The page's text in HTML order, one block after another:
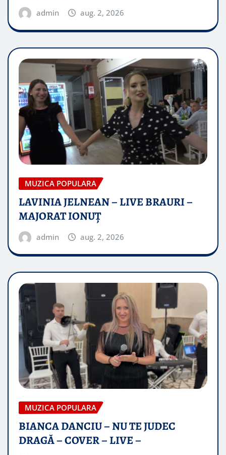
admin aug. 2, 2026
MUZICA POPULARA
LAVINIA JELNEAN – LIVE BRAURI –
MAJORAT IONUŢ
admin aug. 2, 2026
MUZICA POPULARA
BIANCA DANCIU – NU TE JUDEC
DRAGĂ – COVER – LIVE –